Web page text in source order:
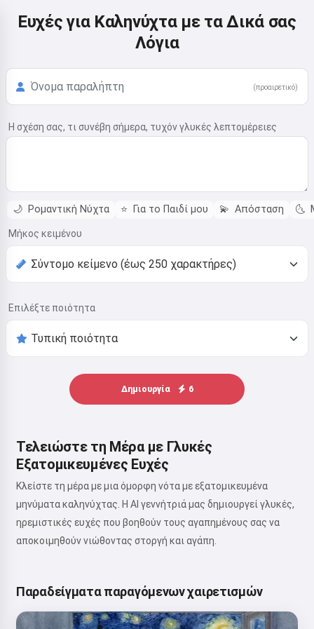
Ευχές για Καληνύχτα με τα Δικά σας
Λόγια
(προαιρετικό)
Η σχέση σας, τι συνέβη σήμερα, τυχόν γλυκές λεπτομέρειες
🌙 Ρομαντική Νύχτα ⭐ Για το Παιδί μου 💫 Απόσταση 🌜
Μήκος κειμένου
Επιλέξτε ποιότητα
Δημιουργία 6
Τελειώστε τη Μέρα με Γλυκές
Εξατομικευμένες Ευχές
Κλείστε τη μέρα με μια όμορφη νότα με εξατομικευμένα
μηνύματα καληνύχτας. Η AI γεννήτριά μας δημιουργεί γλυκές,
ηρεμιστικές ευχές που βοηθούν τους αγαπημένους σας να
αποκοιμηθούν νιώθοντας στοργή και αγάπη.
Παραδείγματα παραγόμενων χαιρετισμών